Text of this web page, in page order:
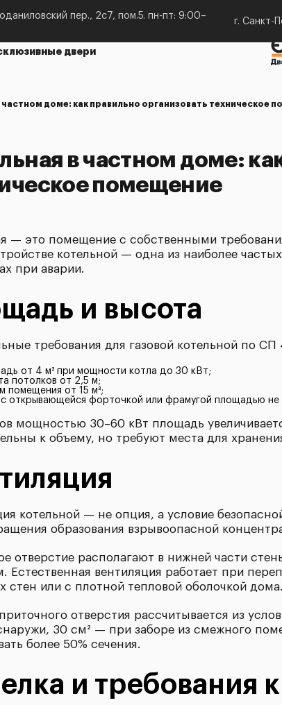
пер., 2с7, пом.5. пн-пт: 9:00–
г. Санкт-
двери
частном доме: как правильно организовать техническое
в частном доме:
помещение
— это помещение с собственными
котельной — одна из наиболее
при аварии.
и высота
требования для газовой котельной по СП
от 4 м² при мощности котла до 30 кВт;
потолков от 2,5 м;
помещения от 15 м³;
открывающейся форточкой или фрамугой площадью не
мощностью 30–60 кВт площадь
к объему, но требуют места для
котельной — не опция, а условие
образования взрывоопасной
отверстие располагают в нижней части
Естественная вентиляция работает при
стен или с плотной тепловой оболочкой дома.
отверстия рассчитывается из
30 см² — при заборе из смежного
более 50% сечения.
и требования